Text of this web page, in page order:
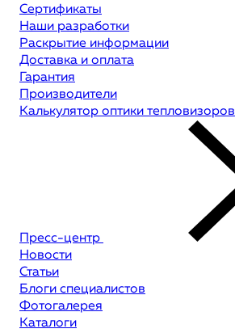
Сертификаты
Наши разработки
Раскрытие информации
Доставка и оплата
Гарантия
Производители
Калькулятор оптики тепловизоров
Пресс-центр
Новости
Статьи
Блоги специалистов
Фотогалерея
Каталоги